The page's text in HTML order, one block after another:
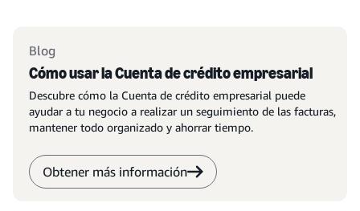
Blog
Cómo usar la Cuenta de crédito empresarial
Descubre cómo la Cuenta de crédito empresarial puede
ayudar a tu negocio a realizar un seguimiento de las facturas,
mantener todo organizado y ahorrar tiempo.
Obtener más información